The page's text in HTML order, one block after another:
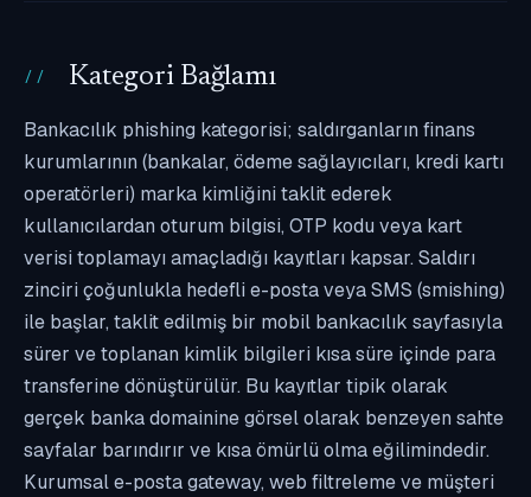
Kategori Bağlamı
Bankacılık phishing kategorisi; saldırganların finans
kurumlarının (bankalar, ödeme sağlayıcıları, kredi kartı
operatörleri) marka kimliğini taklit ederek
kullanıcılardan oturum bilgisi, OTP kodu veya kart
verisi toplamayı amaçladığı kayıtları kapsar. Saldırı
zinciri çoğunlukla hedefli e-posta veya SMS (smishing)
ile başlar, taklit edilmiş bir mobil bankacılık sayfasıyla
sürer ve toplanan kimlik bilgileri kısa süre içinde para
transferine dönüştürülür. Bu kayıtlar tipik olarak
gerçek banka domainine görsel olarak benzeyen sahte
sayfalar barındırır ve kısa ömürlü olma eğilimindedir.
Kurumsal e-posta gateway, web filtreleme ve müşteri